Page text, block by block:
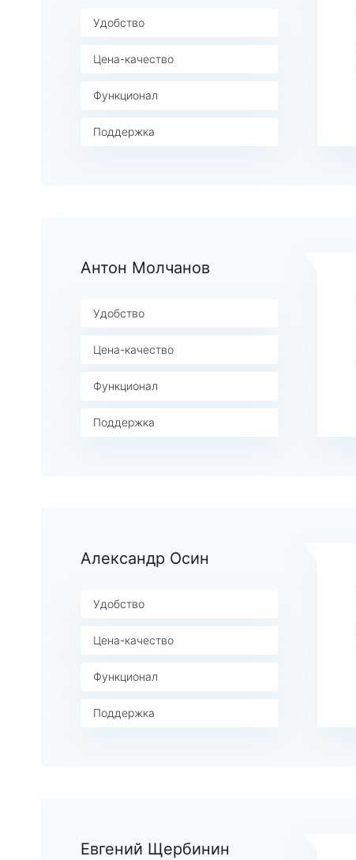
Удобство
Цена-качество
Функционал
Поддержка
Антон Молчанов
Удобство
Цена-качество
Функционал
Поддержка
Александр Осин
Удобство
Цена-качество
Функционал
Поддержка
Евгений Щербинин